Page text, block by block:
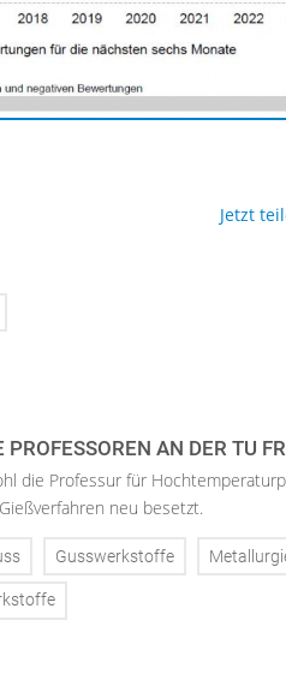
Jetzt
AN DER TU
die Professur für
neu besetzt.
Gusswerkstoffe